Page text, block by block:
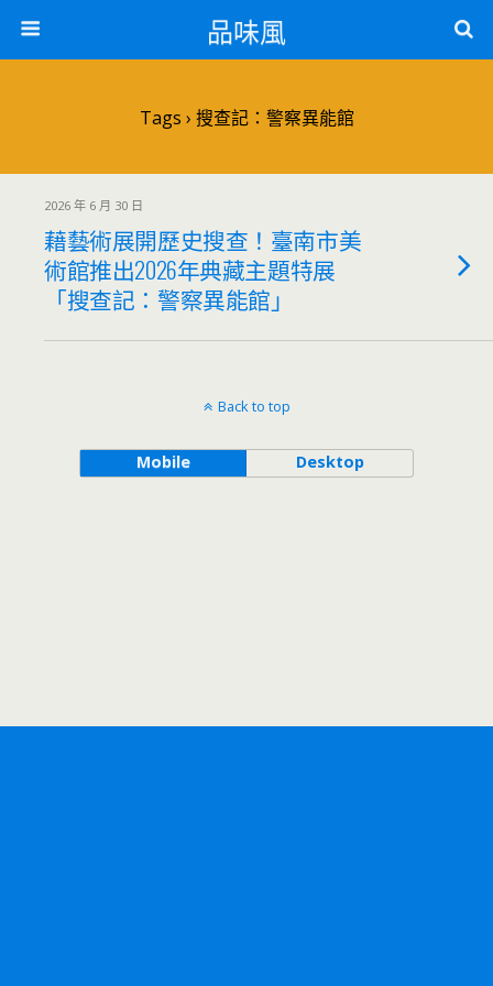
品味風
Tags › 搜查記：警察異能館
2026 年 6 月 30 日
藉藝術展開歷史搜查！臺南市美
術館推出2026年典藏主題特展
「搜查記：警察異能館」
Back to top
Mobile Desktop